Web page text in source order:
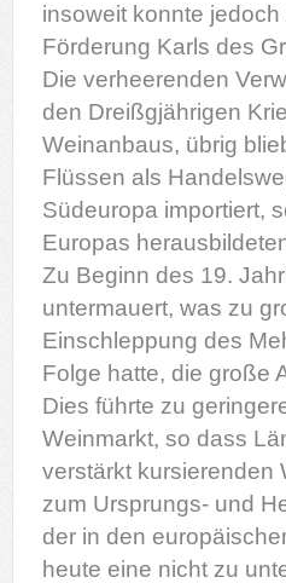
insoweit konnte
Förderung Karls des
Die verheerenden
den Dreißgjährigen
Weinanbaus, übrig
Flüssen als
Südeuropa importiert,
Europas
Zu Beginn des 19.
untermauert, was zu
Einschleppung des
Folge hatte, die große
Dies führte zu
Weinmarkt, so dass
verstärkt kursierenden
zum Ursprungs- und
der in den
heute eine nicht zu